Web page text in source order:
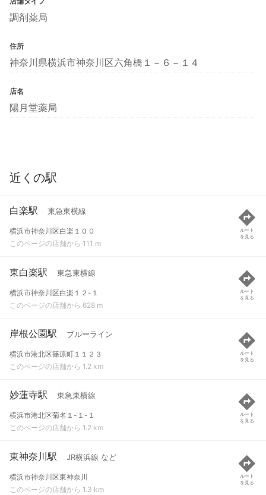
調剤薬局
住所
神奈川県横浜市神奈川区六角橋１－６－１４
店名
陽月堂薬局
近くの駅
白楽駅 東急東横線
横浜市神奈川区白楽１００
このページの店舗から 111 m
ルート
を見る
東白楽駅 東急東横線
横浜市神奈川区白楽１２-１
このページの店舗から 628 m
ルート
を見る
岸根公園駅 ブルーライン
横浜市港北区篠原町１１２３
このページの店舗から 1.2 km
ルート
を見る
妙蓮寺駅 東急東横線
横浜市港北区菊名１-１-１
このページの店舗から 1.2 km
ルート
を見る
東神奈川駅 JR横浜線 など
横浜市神奈川区東神奈川
このページの店舗から 1.3 km
ルート
を見る